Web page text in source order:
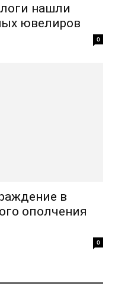
нашли
ювелиров
0
в
ополчения
0